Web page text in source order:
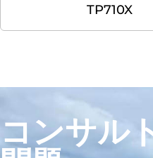
TP710X
コンサル